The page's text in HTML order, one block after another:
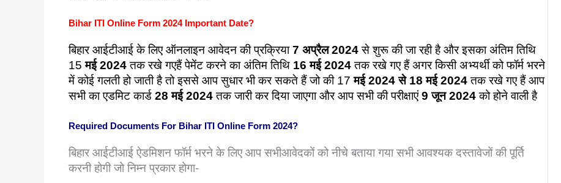
Bihar ITI Online Form 2024 Important Date?
बिहार आईटीआई के लिए ऑनलाइन आवेदन की प्रक्रिया7 अप्रैल 2024से शुरू की जा रही है और इसका अंतिम तिथि
15 मई 2024तक रखे गएहैं पेमेंट करने का अंतिम तिथि 16 मई 2024तक रखे गए हैं अगर किसी अभ्यर्थी को फॉर्म भरने
में कोई गलती हो जाती है तो इससे आप सुधार भी कर सकते हैं जो की 17 मई 2024 से 18 मई 2024तक रखे गए हैं आप
सभी का एडमिट कार्ड 28 मई 2024तक जारी कर दिया जाएगा और आप सभी की परीक्षाएं9 जून 2024को होने वाली है
Required Documents For Bihar ITI Online Form 2024?
बिहार आईटीआई ऐडमिशन फॉर्म भरने के लिए आप सभीआवेदकों को नीचे बताया गया सभी आवश्यक दस्तावेजों की पूर्ति
करनी होगी जो निम्न प्रकार होगा-